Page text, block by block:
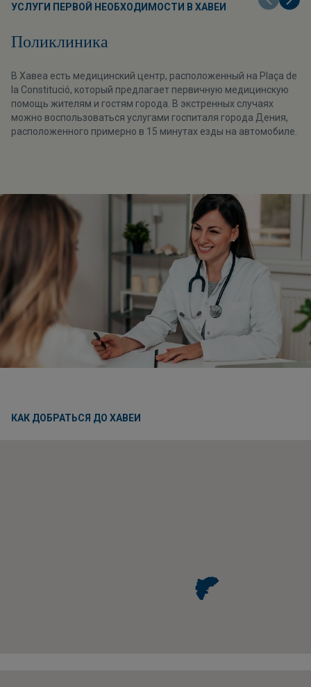
УСЛУГИ ПЕРВОЙ НЕОБХОДИМОСТИ В ХАВЕИ
Поликлиника
В Хавеа есть медицинский центр, расположенный на Plaça de
la Constitució, который предлагает первичную медицинскую
помощь жителям и гостям города. В экстренных случаях
можно воспользоваться услугами госпиталя города Дения,
расположенного примерно в 15 минутах езды на автомобиле.
КАК ДОБРАТЬСЯ ДО ХАВЕИ